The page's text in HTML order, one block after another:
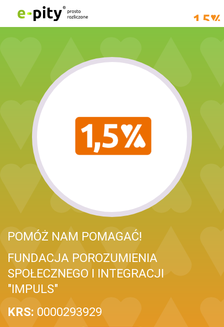
POMÓŻ NAM POMAGAĆ!
FUNDACJA POROZUMIENIA
SPOŁECZNEGO I INTEGRACJI
"IMPULS"
KRS: 0000293929